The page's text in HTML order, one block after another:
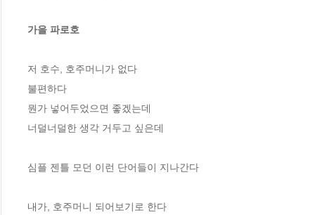
가을 파로호
저 호수, 호주머니가 없다
불편하다
뭔가 넣어두었으면 좋겠는데
너덜너덜한 생각 거두고 싶은데
심플 젠틀 모던 이런 단어들이 지나간다
내가, 호주머니 되어보기로 한다